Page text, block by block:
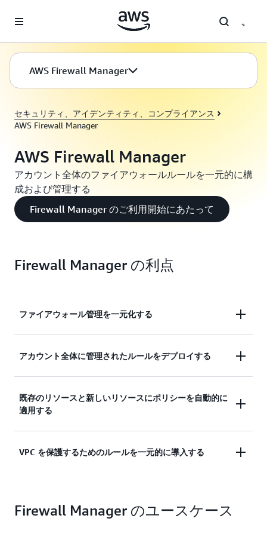
AWS Firewall Manager
セキュリティ、アイデンティティ、コンプライアンス
AWS Firewall Manager
AWS Firewall Manager
アカウント全体のファイアウォールルールを一元的に構
成および管理する
Firewall Manager のご利用開始にあたって
Firewall Manager の利点
ファイアウォール管理を一元化する
カウントにわたるファイアウォールルールを管理し
ます。
アカウント全体に管理されたルールをデプロイする
どのマネージドルールをアカウント間でデプロイし
ます。
既存のリソースと新しいリソースにポリシーを自動的に
適用する
作成されたリソースに自動的に適用します。
VPC を保護するためのルールを一元的に導入する
を保護します。
Firewall Manager のユースケース